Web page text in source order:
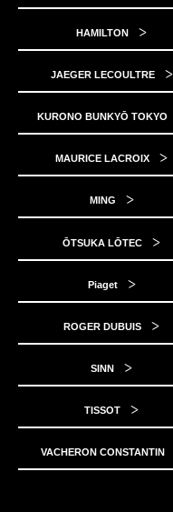
HAMILTON
JAEGER LECOULTRE
KURONO BUNKYŌ TOKYO
MAURICE LACROIX
MING
ŌTSUKA LŌTEC
Piaget
ROGER DUBUIS
SINN
TISSOT
VACHERON CONSTANTIN